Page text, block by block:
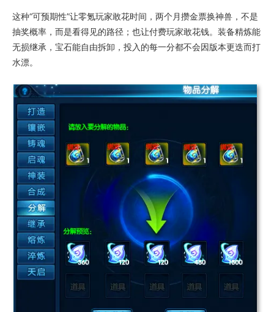
这种“可预期性”让零氪玩家敢花时间，两个月攒金票换神兽，不是
抽奖概率，而是看得见的路径；也让付费玩家敢花钱。装备精炼能
无损继承，宝石能自由拆卸，投入的每一分都不会因版本更迭而打
水漂。